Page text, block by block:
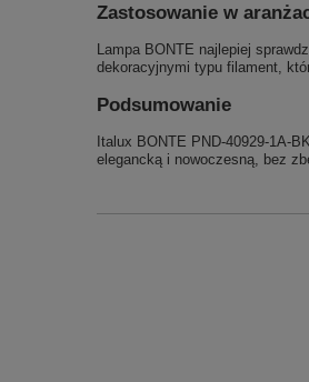
Zastosowanie w
Lampa BONTE najlepiej
dekoracyjnymi typu filament,
Podsumowanie
Italux BONTE PND-40929-1A-
elegancką i nowoczesną, bez